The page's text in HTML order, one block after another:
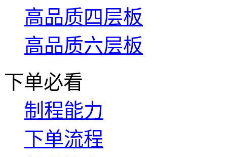
高品质四层板
高品质六层板
下单必看
制程能力
下单流程